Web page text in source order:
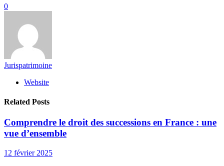
0
Jurispatrimoine
Website
Related Posts
Comprendre le droit des successions en France : une
vue d’ensemble
12 février 2025